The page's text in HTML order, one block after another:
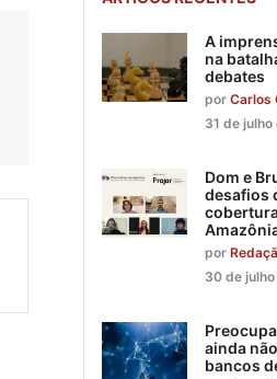
A
na
debates
por Carlos
31 de
Dom e
desafios
por
30 de
ainda
bancos